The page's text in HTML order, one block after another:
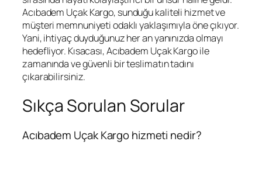
Acıbadem Uçak Kargo, sunduğu kaliteli hizmet ve
müşteri memnuniyeti odaklı yaklaşımıyla öne çıkıyor.
Yani, ihtiyaç duyduğunuz her an yanınızda olmayı
hedefliyor. Kısacası, Acıbadem Uçak Kargo ile
zamanında ve güvenli bir teslimatın tadını
çıkarabilirsiniz.
Sıkça Sorulan Sorular
Acıbadem Uçak Kargo hizmeti nedir?